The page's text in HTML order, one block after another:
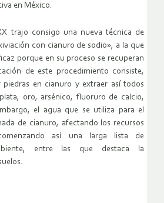
en México.
trajo consigo una nueva técnica de
con cianuro de sodio», a la que
porque en su proceso se recuperan
de este procedimiento consiste,
piedras en cianuro y extraer así todos
oro, arsénico, fluoruro de calcio,
el agua que se utiliza para el
de cianuro, afectando los recursos
así una larga lista de
entre las que destaca la